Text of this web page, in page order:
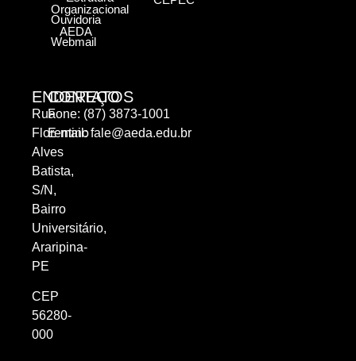
ENDEREÇO
Rua
Florentino
Alves
Batista,
S/N,
Bairro
Universitário,
Araripina-
PE
CEP
56280-
000
CONTATOS
Fone: (87) 3873-1001
E-mail:fale@aeda.edu.br
Organizacional
Ouvidoria
AEDA
Webmail